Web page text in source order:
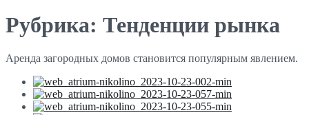
Рубрика: Тенденции рынка
Аренда загородных домов становится популярным явлением.